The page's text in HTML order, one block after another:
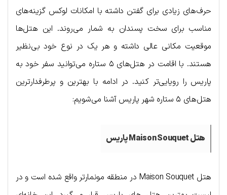
حرف‌های زیادی برای گفتن داشته با امکانات لوکس گزینه‌های
مناسب برای سخت پسندان به شمار می‌روند. این هتل‌ها
موقعیت مکانی عالی داشته و هر یک در نوع خود بی‌نظیر
هستند. با اقامت در هتل‌های ۵ ستاره می‌توانید سفر خود به
پاریس را رویایی‌تر کنید. در ادامه با بهترین و پرطرفدارترین
هتل‌های ۵ ستاره شهر پاریس آشنا می‌شویم:
هتل Maison Souquet پاریس
هتل Maison Souquet در منطقه مونمارتر واقع شده است و در